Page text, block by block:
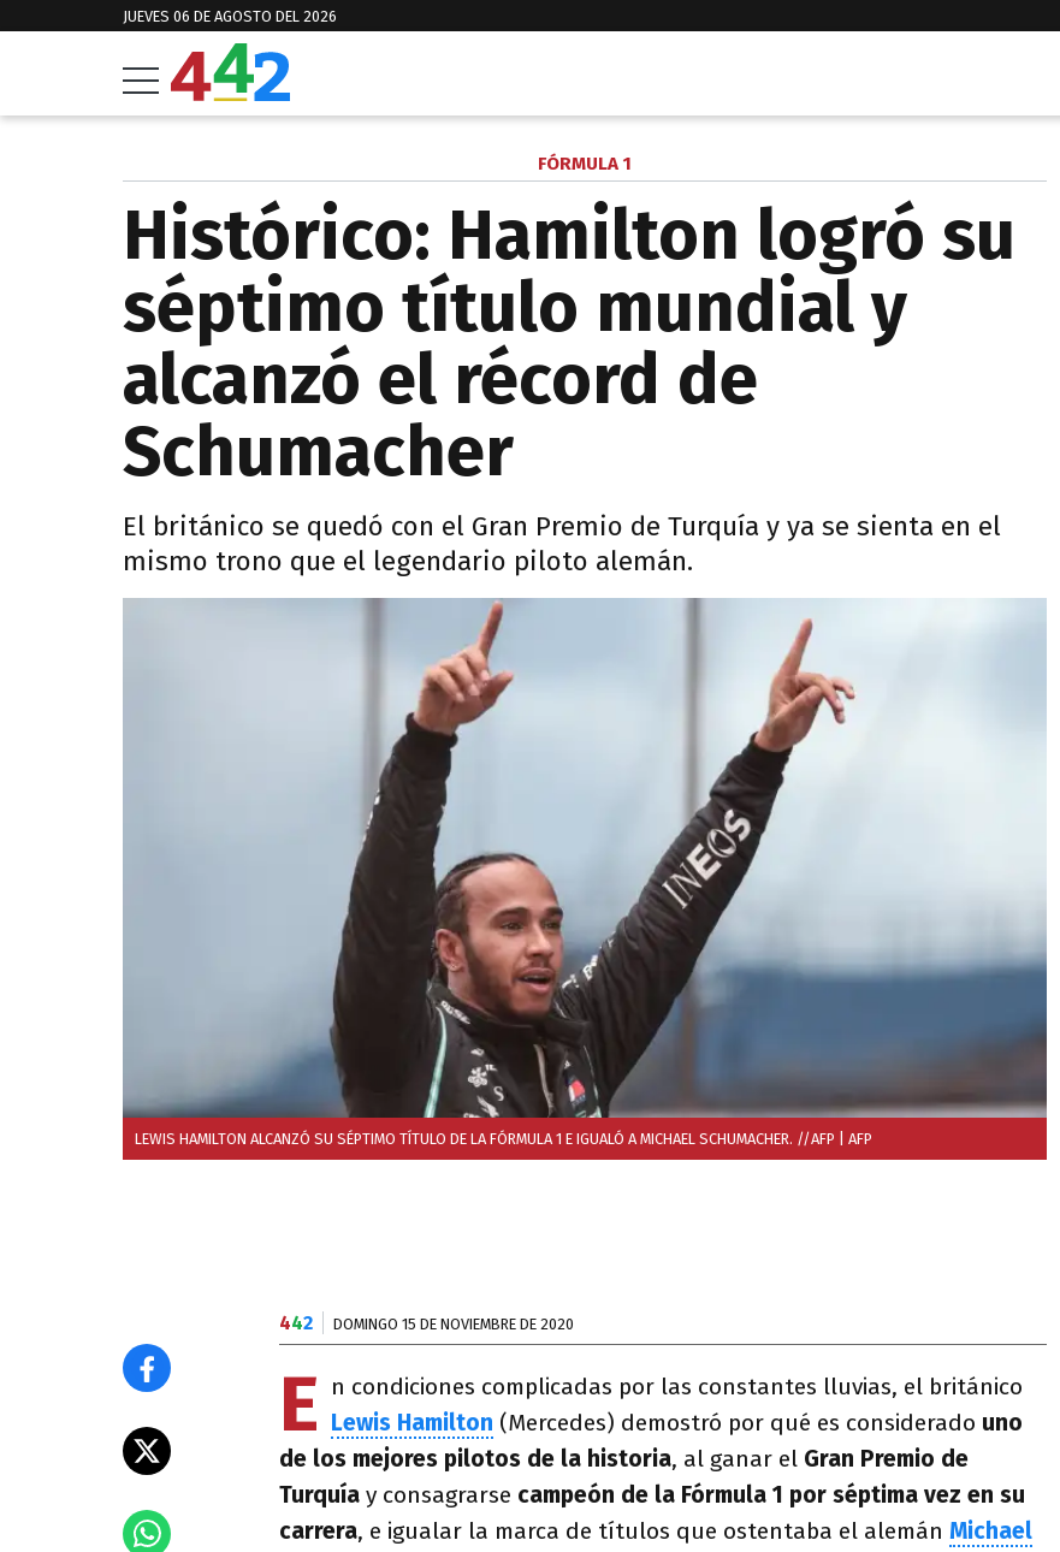
JUEVES 06 DE AGOSTO DEL 2026
FÓRMULA 1
Histórico: Hamilton logró su
séptimo título mundial y
alcanzó el récord de
Schumacher
El británico se quedó con el Gran Premio de Turquía y ya se sienta en el
mismo trono que el legendario piloto alemán.
LEWIS HAMILTON ALCANZÓ SU SÉPTIMO TÍTULO DE LA FÓRMULA 1 E IGUALÓ A MICHAEL SCHUMACHER. //AFP | AFP
442 DOMINGO 15 DE NOVIEMBRE DE 2020
E
n condiciones complicadas por las constantes lluvias, el británico
Lewis Hamilton (Mercedes) demostró por qué es considerado uno
de los mejores pilotos de la historia, al ganar el Gran Premio de
Turquía y consagrarse campeón de la Fórmula 1 por séptima vez en su
carrera, e igualar la marca de títulos que ostentaba el alemán Michael